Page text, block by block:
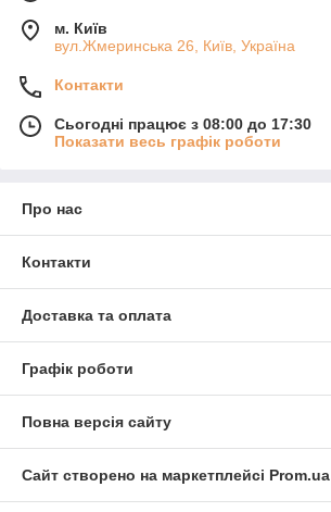
м. Київ
вул.Жмеринська 26, Київ, Україна
Контакти
Сьогодні працює з 08:00 до 17:30
Показати весь графік роботи
Про нас
Контакти
Доставка та оплата
Графік роботи
Повна версія сайту
Сайт створено на маркетплейсі Prom.ua